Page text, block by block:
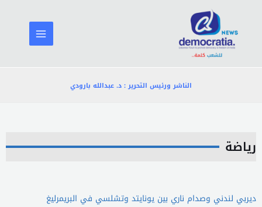
المحتوى
الناشر ورئيس التحرير : د. عبدالله بارودي
رياضة
ديربي لندني وصدام ناري بين يونايتد وتشلسي في البريمرليغ